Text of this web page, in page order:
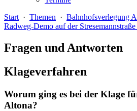
Start · Themen · Bahnhofsverlegung
Radweg-Demo auf der
Fragen und Antworten
Klageverfahren
Worum ging es bei der Klage
Altona?